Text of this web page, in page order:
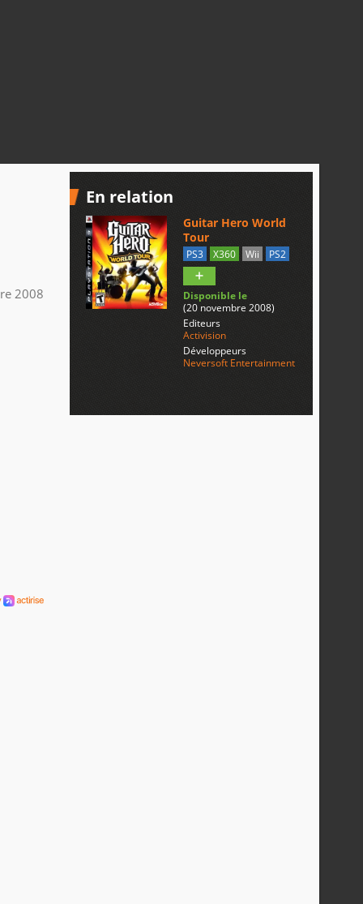
2008
En relation
Guitar Hero World
Tour
PS3 X360 Wii PS2
Disponible le
(20 novembre 2008)
Editeurs
Activision
Développeurs
Neversoft Entertainment